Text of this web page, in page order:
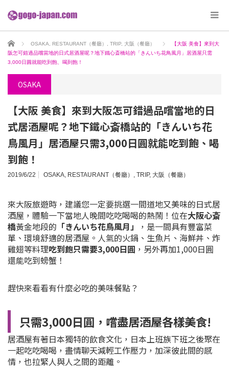
ホーム OSAKA RESTAURANT（餐廳） TRIP 大阪（餐廳）
【大阪 美食】來到大
阪怎可錯過品嚐當地的日式居酒屋呢？地下鐵心斎橋站的「きんいち花鳥風月」居酒屋只需
3,000日圓就能吃到飽、喝到飽！
OSAKA
【大阪 美食】來到大阪怎可錯過品嚐當地的日
式居酒屋呢？地下鐵心斎橋站的「きんいち花
鳥風月」居酒屋只需3,000日圓就能吃到飽、喝
到飽！
2019/6/22 OSAKA, RESTAURANT（餐廳） , TRIP, 大阪（餐廳）
來大阪旅遊時，建議您一定要挑選一間道地又美味的日式居
酒屋，體驗一下當地人晚間吃吃喝喝的熱鬧！位在大阪心斎
橋黃金地段的 「きんいち花鳥風月」
，是一間具有豐富菜
單、環境舒適的居酒屋。人氣的火鍋、生魚片、海鮮丼、炸
雞翅等料理吃到飽只需要3,000日圓 ，另外再加1,000日圓
還能吃到螃蟹！
趕快來看看有什麼必吃的美味餐點？
只需3,000日圓，嚐盡居酒屋各樣美食!
居酒屋有著日本獨特的飲食文化，日本上班族下班之後聚在
一起吃吃喝喝，盡情聊天減輕工作壓力，加深彼此間的感
情，也拉緊人與人之間的距離。